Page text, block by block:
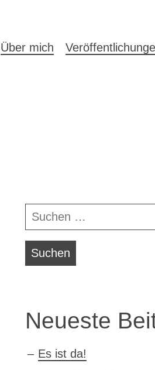
Über mich
Suchen
nach:
Neueste
Es ist da!